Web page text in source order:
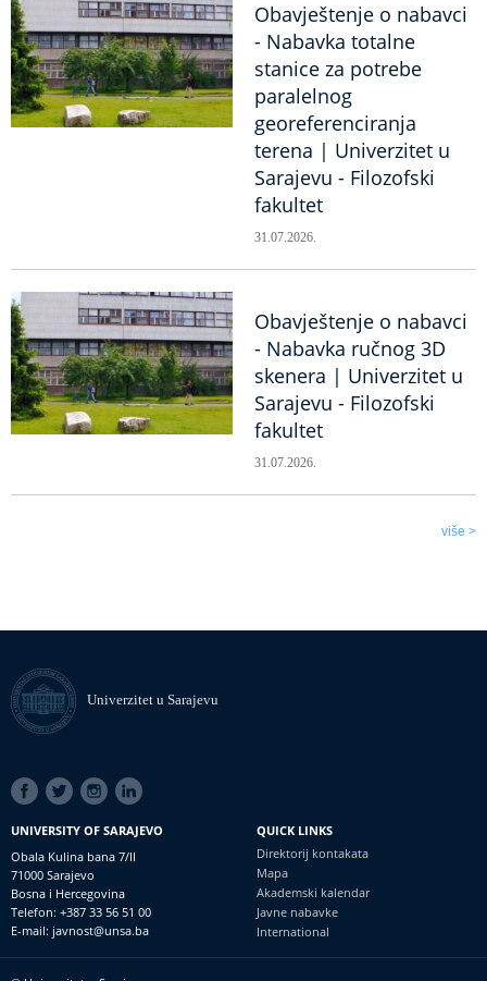
Obavještenje o nabavci
- Nabavka totalne
stanice za potrebe
paralelnog
georeferenciranja
terena | Univerzitet u
Sarajevu - Filozofski
fakultet
31.07.2026.
Obavještenje o nabavci
- Nabavka ručnog 3D
skenera | Univerzitet u
Sarajevu - Filozofski
fakultet
31.07.2026.
više >
Univerzitet u Sarajevu
SOCIAL
LINKS
UNIVERSITY OF SARAJEVO
Obala Kulina bana 7/II
71000 Sarajevo
Bosna i Hercegovina
Telefon: +387 33 56 51 00
E-mail: javnost@unsa.ba
QUICK LINKS
Direktorij kontakata
Mapa
Akademski kalendar
Javne nabavke
International